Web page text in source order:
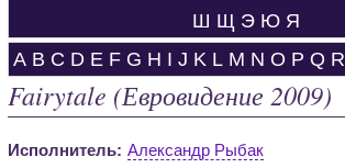
Ш Щ Э Ю Я
A B C D E F G H I J K L M N O P Q R
Fairytale (Евровидение 2009)
Исполнитель: Александр Рыбак